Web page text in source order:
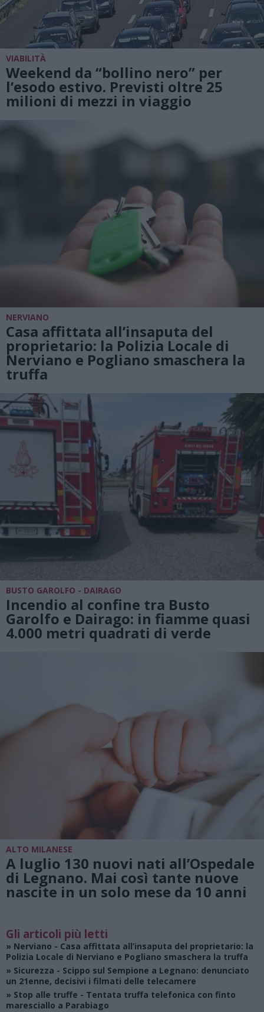
VIABILITÀ
Weekend da “bollino nero” per
l’esodo estivo. Previsti oltre 25
milioni di mezzi in viaggio
NERVIANO
Casa affittata all’insaputa del
proprietario: la Polizia Locale di
Nerviano e Pogliano smaschera la
truffa
BUSTO GAROLFO - DAIRAGO
Incendio al confine tra Busto
Garolfo e Dairago: in fiamme quasi
4.000 metri quadrati di verde
ALTO MILANESE
A luglio 130 nuovi nati all’Ospedale
di Legnano. Mai così tante nuove
nascite in un solo mese da 10 anni
Gli articoli più letti
» Nerviano - Casa affittata all’insaputa del proprietario: la
Polizia Locale di Nerviano e Pogliano smaschera la truffa
» Sicurezza - Scippo sul Sempione a Legnano: denunciato
un 21enne, decisivi i filmati delle telecamere
» Stop alle truffe - Tentata truffa telefonica con finto
maresciallo a Parabiago